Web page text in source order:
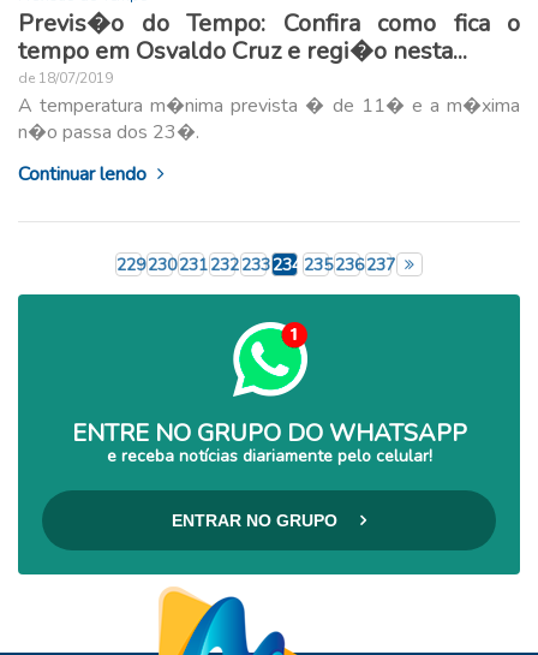
Previs�o do Tempo: Confira como fica o
tempo em Osvaldo Cruz e regi�o nesta...
de 18/07/2019
A temperatura m�nima prevista � de 11� e a m�xima
n�o passa dos 23�.
Continuar lendo
229230231232233234 235236237
ENTRE NO GRUPO DO WHATSAPP
e receba notícias diariamente pelo celular!
ENTRAR NO GRUPO